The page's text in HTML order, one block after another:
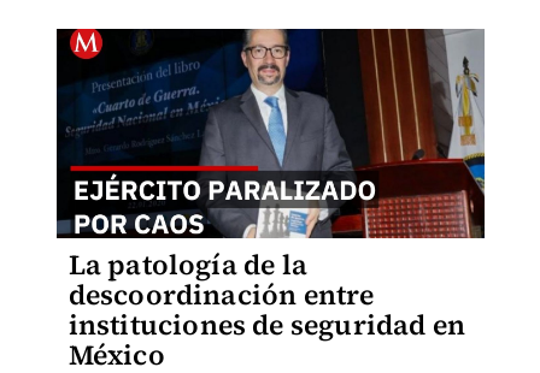
La patología de la
descoordinación entre
instituciones de seguridad en
México